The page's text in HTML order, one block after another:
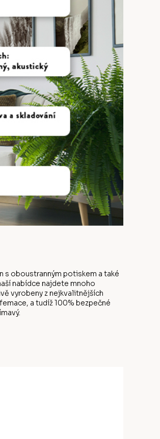
s oboustranným potiskem a také
nabídce najdete mnoho
vyrobeny z nejkvalitnějších
a tudíž 100% bezpečné